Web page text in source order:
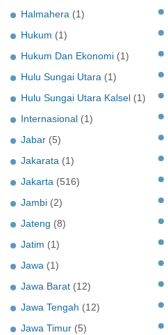
Halmahera (1)
Hukum (1)
Hukum Dan Ekonomi (1)
Hulu Sungai Utara (1)
Hulu Sungai Utara Kalsel (1)
Internasional (1)
Jabar (5)
Jakarata (1)
Jakarta (516)
Jambi (2)
Jateng (8)
Jatim (1)
Jawa (1)
Jawa Barat (12)
Jawa Tengah (12)
Jawa Timur (5)